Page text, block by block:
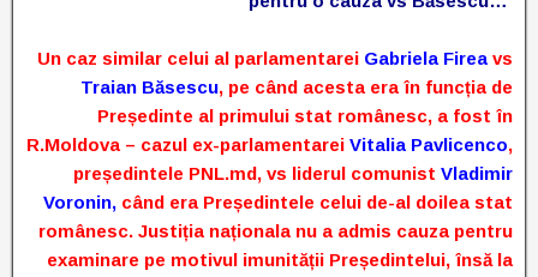
Un caz similar celui al parlamentarei Gabriela Firea vs
Traian Băsescu, pe când acesta era în funcția de
Președinte al primului stat românesc, a fost în
R.Moldova – cazul ex-parlamentarei Vitalia Pavlicenco,
președintele PNL.md, vs liderul comunist Vladimir
Voronin, când era Președintele celui de-al doilea stat
românesc. Justiția naționala nu a admis cauza pentru
examinare pe motivul imunității Președintelui, însă la